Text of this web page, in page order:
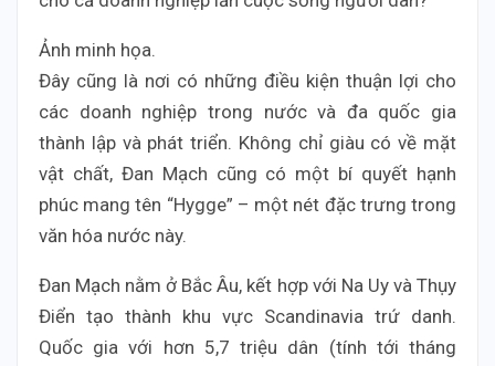
Ảnh minh họa.
Đây cũng là nơi có những điều kiện thuận lợi cho
các doanh nghiệp trong nước và đa quốc gia
thành lập và phát triển. Không chỉ giàu có về mặt
vật chất, Đan Mạch cũng có một bí quyết hạnh
phúc mang tên “Hygge” – một nét đặc trưng trong
văn hóa nước này.
Đan Mạch nằm ở Bắc Âu, kết hợp với Na Uy và Thụy
Điển tạo thành khu vực Scandinavia trứ danh.
Quốc gia với hơn 5,7 triệu dân (tính tới tháng